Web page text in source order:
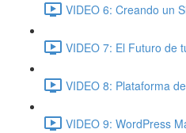
VIDEO 6: Creando un
VIDEO 7: El Futuro de
VIDEO 8: Plataforma
VIDEO 9: WordPress